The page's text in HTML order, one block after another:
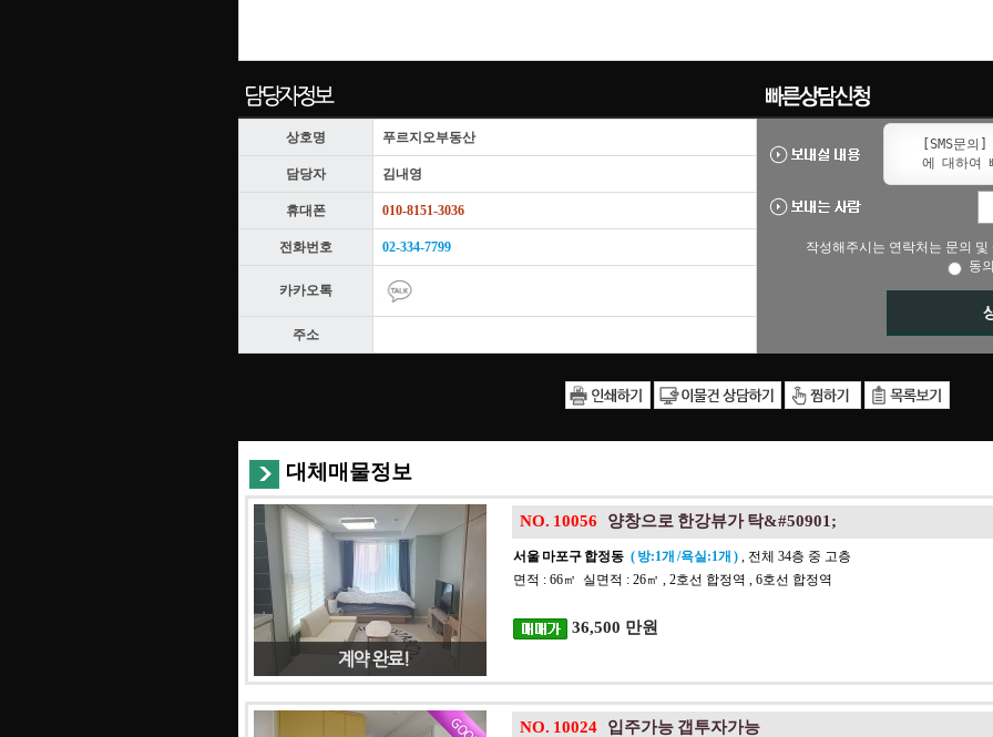
상호명 푸르지오부동산
담당자 김내영
휴대폰 010-8151-3036
전화번호 02-334-7799
카카오톡
주소
작성해주시는 연락처는 문의
동
대체매물정보
NO. 10056 양창으로 한강뷰가 탁&#50901;
서울 마포구 합정동 ( 방:1개 /욕실:1개 ) , 전체 34층 중 고층
면적 : 66㎡ 실면적 : 26㎡ , 2호선 합정역 , 6호선 합정역
36,500 만원
NO. 10024 입주가능 갭투자가능